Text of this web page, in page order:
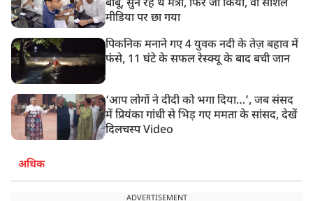
बाबू, सुन रहे थे मंत्री, फिर जो किया, वो सोशल
मीडिया पर छा गया
पिकनिक मनाने गए 4 युवक नदी के तेज़ बहाव में
फंसे, 11 घंटे के सफल रेस्क्यू के बाद बची जान
‘आप लोगों ने दीदी को भगा दिया…’, जब संसद
में प्रियंका गांधी से भिड़ गए ममता के सांसद, देखें
दिलचस्प Video
अधिक
ADVERTISEMENT